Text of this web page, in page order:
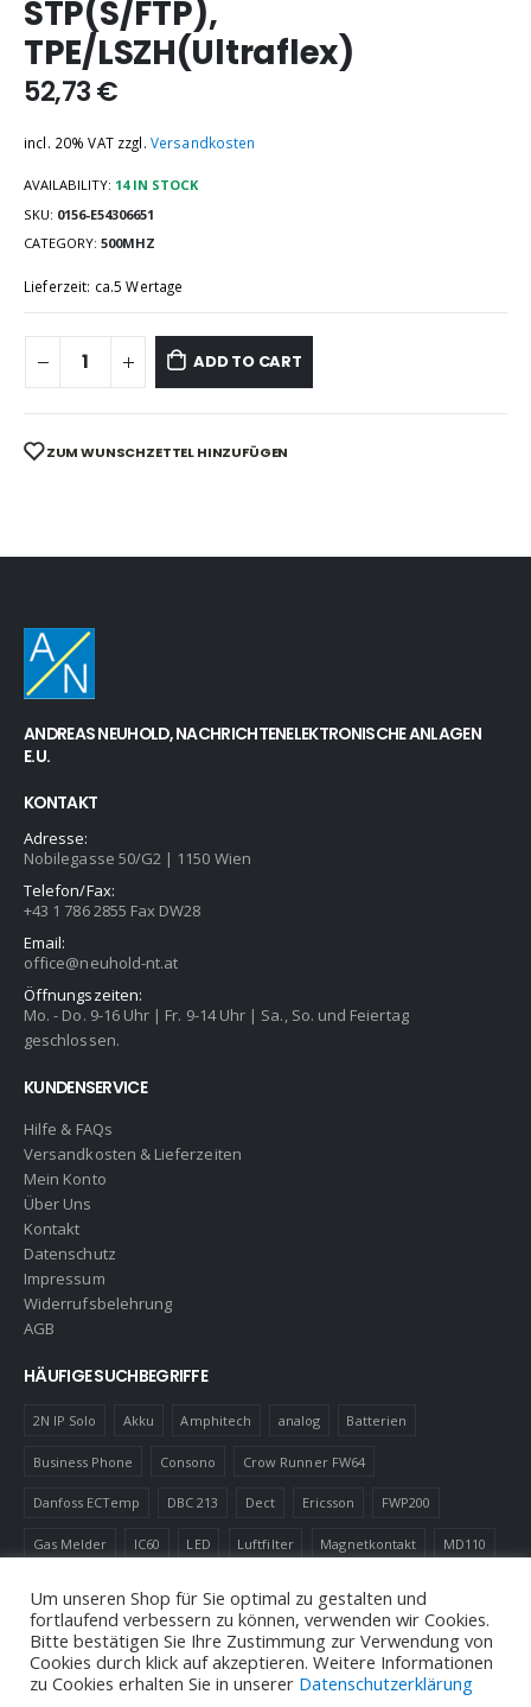
STP(S/FTP),
TPE/LSZH(Ultraflex)
52,73€
incl. 20% VAT zzgl. Versandkosten
AVAILABILITY: 14 IN STOCK
SKU: 0156-E54306651
CATEGORY: 500MHZ
Lieferzeit: ca.5 Wertage
ADD TO CART
ZUM WUNSCHZETTEL HINZUFÜGEN
ANDREAS NEUHOLD, NACHRICHTENELEKTRONISCHE ANLAGEN
E.U.
KONTAKT
Adresse:
Nobilegasse 50/G2 | 1150 Wien
Telefon/Fax:
+43 1 786 2855 Fax DW28
Email:
office@neuhold-nt.at
Öffnungszeiten:
Mo. - Do. 9-16 Uhr | Fr. 9-14 Uhr | Sa., So. und Feiertag
geschlossen.
KUNDENSERVICE
Hilfe & FAQs
Versandkosten & Lieferzeiten
Mein Konto
Über Uns
Kontakt
Datenschutz
Impressum
Widerrufsbelehrung
AGB
HÄUFIGE SUCHBEGRIFFE
2N IP Solo Akku Amphitech analog Batterien
Business Phone Consono Crow Runner FW64
Danfoss ECTemp DBC 213 Dect Ericsson FWP200
Gas Melder IC60 LED Luftfilter Magnetkontakt MD110
Um unseren Shop für Sie optimal zu gestalten und
fortlaufend verbessern zu können, verwenden wir Cookies.
Bitte bestätigen Sie Ihre Zustimmung zur Verwendung von
Cookies durch klick auf akzeptieren. Weitere Informationen
zu Cookies erhalten Sie in unserer Datenschutzerklärung